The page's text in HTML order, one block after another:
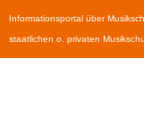
Informationsportal über
staatlichen o. privaten